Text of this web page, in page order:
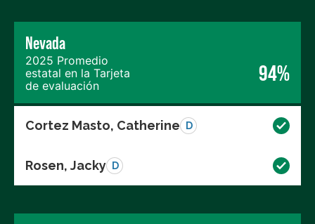
Nevada
2025 Promedio
estatal en la Tarjeta
de evaluación
94%
Cortez Masto, Catherine D
Rosen, Jacky D